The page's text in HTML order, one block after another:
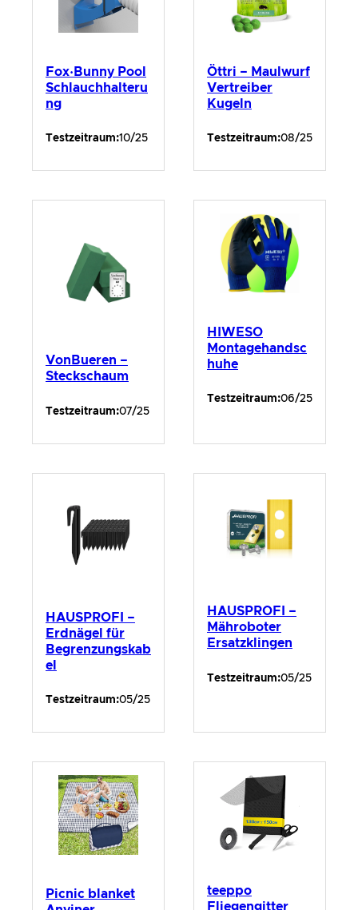
Fox·Bunny Pool
Schlauchhalteru
ng
Testzeitraum:10/25
Öttri – Maulwurf
Vertreiber
Kugeln
Testzeitraum:08/25
VonBueren –
Steckschaum
Testzeitraum:07/25
HIWESO
Montagehandsc
huhe
Testzeitraum:06/25
HAUSPROFI –
Erdnägel für
Begrenzungskab
el
Testzeitraum:05/25
HAUSPROFI –
Mähroboter
Ersatzklingen
Testzeitraum:05/25
Picnic blanket
teeppo
Fliegengitter